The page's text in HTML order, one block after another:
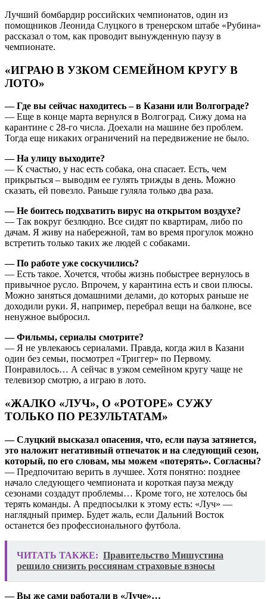
Лучший бомбардир российских чемпионатов, один из
помощников Леонида Слуцкого в тренерском штабе «Рубина»
рассказал о том, как проводит вынужденную паузу в
чемпионате.
«ИГРАЮ В УЗКОМ СЕМЕЙНОМ КРУГУ В
ЛОТО»
— Где вы сейчас находитесь – в Казани или Волгограде?
— Еще в конце марта вернулся в Волгоград. Сижу дома на
карантине с 28-го числа. Доехали на машине без проблем.
Тогда еще никаких ограничений на передвижение не было.
— На улицу выходите?
— К счастью, у нас есть собака, она спасает. Есть, чем
прикрыться – выводим ее гулять трижды в день. Можно
сказать, ей повезло. Раньше гуляла только два раза.
— Не боитесь подхватить вирус на открытом воздухе?
— Так вокруг безлюдно. Все сидят по квартирам, либо по
дачам. Я живу на набережной, там во время прогулок можно
встретить только таких же людей с собаками.
— По работе уже соскучились?
— Есть такое. Хочется, чтобы жизнь побыстрее вернулось в
привычное русло. Впрочем, у карантина есть и свои плюсы.
Можно заняться домашними делами, до которых раньше не
доходили руки. Я, например, перебрал вещи на балконе, все
ненужное выбросил.
— Фильмы, сериалы смотрите?
— Я не увлекаюсь сериалами. Правда, когда жил в Казани
один без семьи, посмотрел «Триггер» по Первому.
Понравилось… А сейчас в узком семейном кругу чаще не
телевизор смотрю, а играю в лото.
«ЖАЛКО «ЛУЧ», О «РОТОРЕ» СУЖУ
ТОЛЬКО ПО РЕЗУЛЬТАТАМ»
— Слуцкий высказал опасения, что, если пауза затянется,
это наложит негативный отпечаток и на следующий сезон,
который, по его словам, мы можем «потерять». Согласны?
— Предпочитаю верить в лучшее. Хотя понятно: позднее
начало следующего чемпионата и короткая пауза между
сезонами создадут проблемы… Кроме того, не хотелось бы
терять команды. А предпосылки к этому есть: «Луч» —
наглядный пример. Будет жаль, если Дальний Восток
останется без профессионального футбола.
ЧИТАТЬ ТАКЖЕ: Правительство Мишустина
решило снизить россиянам страховые взносы
— Вы же сами работали в «Луче»…